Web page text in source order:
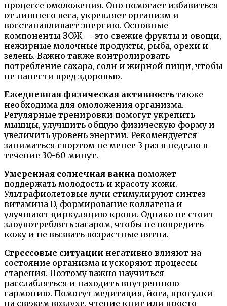
процессе омоложения. Оно помогает избавиться
от лишнего веса, укрепляет организм и
восстанавливает энергию. Основные
компоненты ЗОЖ — это свежие фрукты и овощи,
нежирные молочные продукты, рыба, орехи и
зелень. Важно также контролировать
потребление сахара, соли и жирной пищи, чтобы
не нанести вред здоровью.
Ежедневная физическая активность также
необходима для омоложения организма.
Регулярные тренировки помогут укрепить
мышцы, улучшить общую физическую форму и
увеличить уровень энергии. Рекомендуется
заниматься спортом не менее 3 раз в неделю в
течение 30-60 минут.
Умеренная солнечная ванна поможет
поддержать молодость и красоту кожи.
Ультрафиолетовые лучи стимулируют синтез
витамина D, формирование коллагена и
улучшают циркуляцию крови. Однако не стоит
злоупотреблять загаром, чтобы не повредить
кожу и не вызвать возрастные пятна.
Стрессовые ситуации негативно влияют на
состояние организма и ускоряют процессы
старения. Поэтому важно научиться
расслабляться и находить внутреннюю
гармонию. Помогут медитация, йога, прогулки
на свежем воздухе, чтение книг или просто